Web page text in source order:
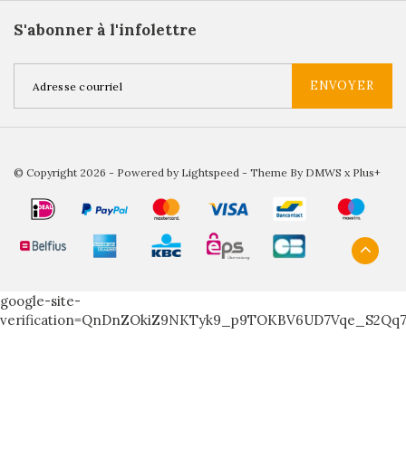
S'abonner à l'infolettre
ENVOYER
© Copyright 2026 - Powered by Lightspeed - Theme By DMWS x Plus+
google-site-